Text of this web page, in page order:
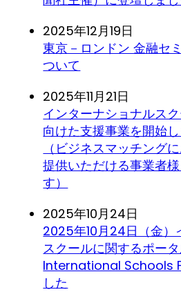
2025年12月19日
東京－ロンドン 金融セ
ついて
2025年11月21日
インターナショナルス
向けた支援事業を開始
（ビジネスマッチング
提供いただける事業者
す）
2025年10月24日
2025年10月24日（金）
スクールに関するポー
International Schools
した